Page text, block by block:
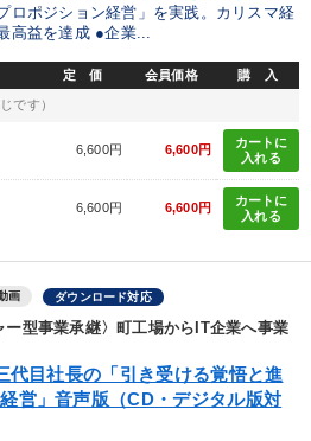
ロポジション経営」を実践。カリスマ経
高益を達成 ●企業...
定 価 会員価格 購 入
です）
6,600円 6,600円
カートに
入れる
6,600円 6,600円
カートに
入れる
画 ダウンロード対応
ー型事業承継〉町工場からIT企業へ事業
代目社長の「引き受ける覚悟と進
営」音声版（CD・デジタル版対